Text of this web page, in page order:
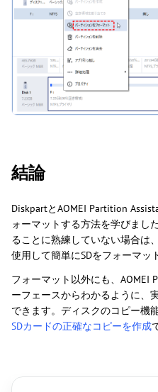
結論
DiskpartとAOMEI Partition
ォーマットする方法を学びまし
ることに熟練していない場合は
使用して簡単にSDをフォーマッ
フォーマット以外にも、AOMEI
ーフェースからわかるように、
できます。ディスクのコピー機
SDカードの正確なコピーを作成